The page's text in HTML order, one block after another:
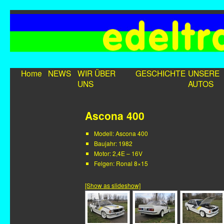
Home NEWS WIR ÜBER
UNS
GESCHICHTE UNSERE
AUTOS
Ascona 400
Modell: Ascona 400
Baujahr: 1982
Motor: 2,4E – 16V
Felgen: Ronal 8×15
[Show as slideshow]